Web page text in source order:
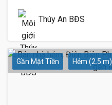
Thúy An BĐS
Gần Mặt Tiền Hẻm (2.5 m)